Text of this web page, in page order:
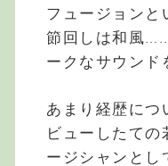
フュージョンと
節回しは和風
ークなサウンド
あまり経歴につ
ビューしたての
ージシャンとし